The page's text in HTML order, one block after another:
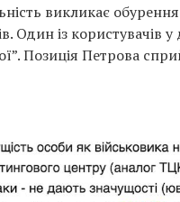
викликає
Один із користувачів
Позиція Петрова